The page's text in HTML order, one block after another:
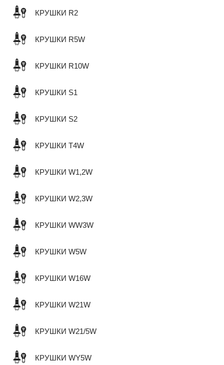
КРУШКИ R2
КРУШКИ R5W
КРУШКИ R10W
КРУШКИ S1
КРУШКИ S2
КРУШКИ T4W
КРУШКИ W1,2W
КРУШКИ W2,3W
КРУШКИ WW3W
КРУШКИ W5W
КРУШКИ W16W
КРУШКИ W21W
КРУШКИ W21/5W
КРУШКИ WY5W